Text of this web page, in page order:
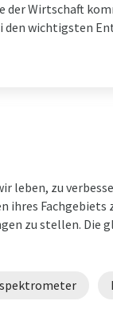
der Wirtschaft
wichtigsten
leben, zu
Fachgebiets
zu stellen. Die